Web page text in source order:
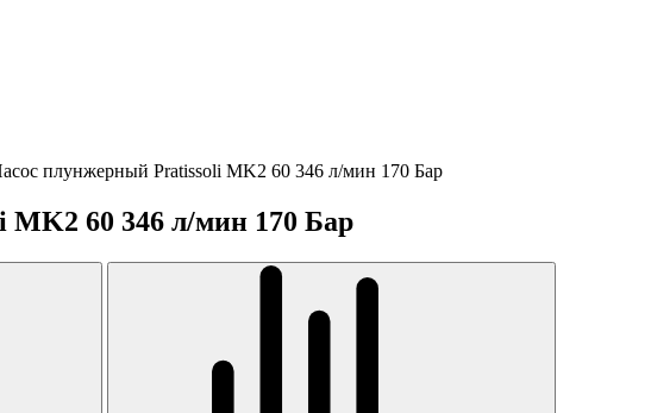
плунжерный Pratissoli MK2 60 346 л/мин 170 Бар
60 346 л/мин 170 Бар